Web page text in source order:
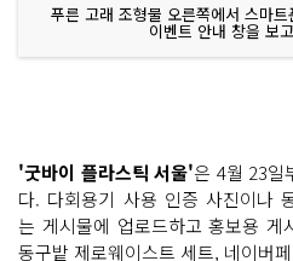
푸른 고래 조형물 오른쪽에서 스마
이벤트 안내 창을 보
'굿바이 플라스틱 서울'은 4월 23일
다. 다회용기 사용 인증 사진이나
는 게시물에 업로드하고 홍보용 게
동구밭 제로웨이스트 세트, 네이버